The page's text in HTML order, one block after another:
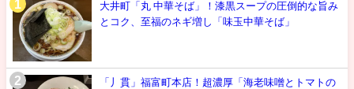
大井町「丸 中華そば」！漆黒スープの圧倒的な旨み
とコク、至福のネギ増し「味玉中華そば」
「丿貫」福富町本店！超濃厚「海老味噌とトマトの